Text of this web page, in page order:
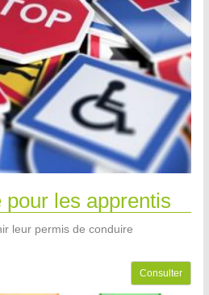
les apprentis
leur permis de conduire
Consulter